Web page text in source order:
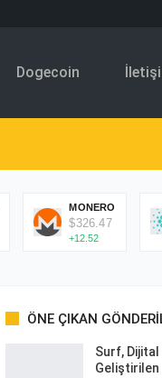
Dogecoin
MONERO
$326.47
+12.52
ÖNE ÇIKAN
Surf, Dijital
Geliştirilen